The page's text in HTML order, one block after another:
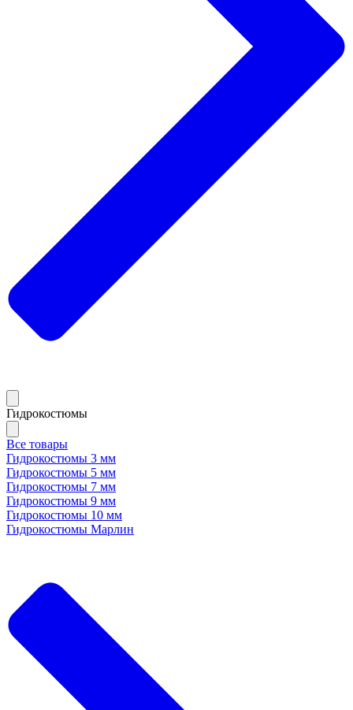
Гидрокостюмы
Все товары
Гидрокостюмы 3 мм
Гидрокостюмы 5 мм
Гидрокостюмы 7 мм
Гидрокостюмы 9 мм
Гидрокостюмы 10 мм
Гидрокостюмы Марлин